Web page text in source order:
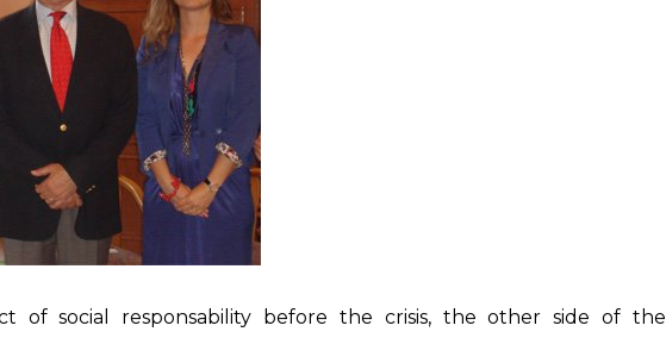
of social responsability before the crisis, the other side of the